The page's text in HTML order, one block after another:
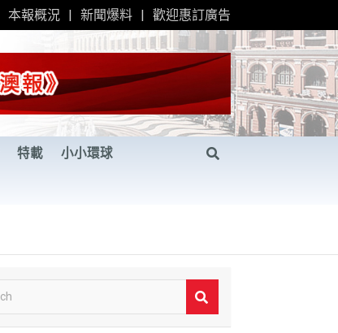
本報概況 新聞爆料 歡迎惠訂廣告
特載 小小環球